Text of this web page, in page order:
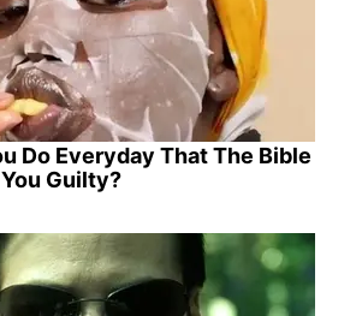
Do Everyday That The Bible
Guilty?